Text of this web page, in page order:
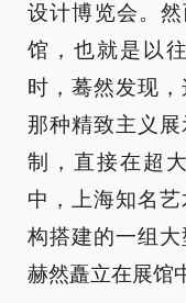
设计博览会。
馆，也就是以
时，蓦然发现
那种精致主义
制，直接在超
中，上海知名
构搭建的一组大
赫然矗立在展馆